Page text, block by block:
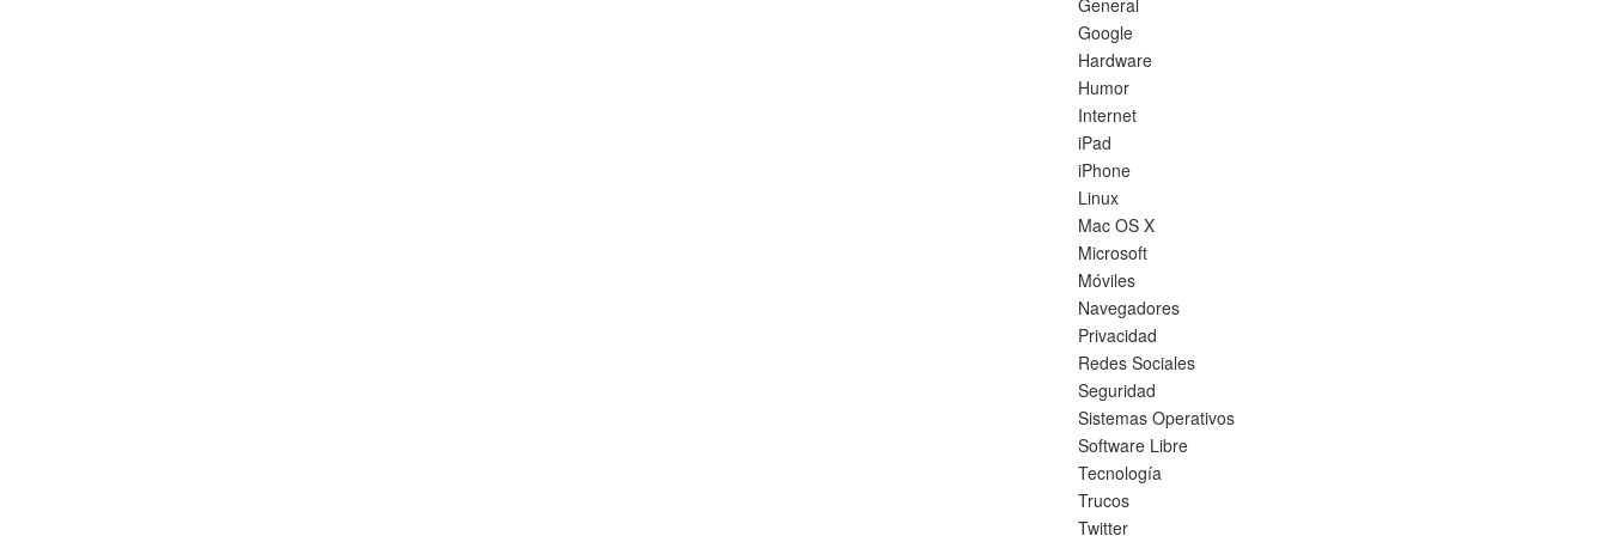
General
Google
Hardware
Humor
Internet
iPad
iPhone
Linux
Mac OS X
Microsoft
Móviles
Navegadores
Privacidad
Redes Sociales
Seguridad
Sistemas Operativos
Software Libre
Tecnología
Trucos
Twitter